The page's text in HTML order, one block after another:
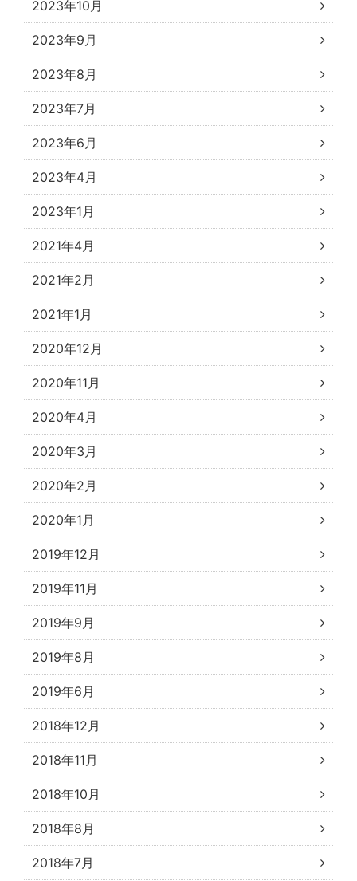
2023年10月
2023年9月
2023年8月
2023年7月
2023年6月
2023年4月
2023年1月
2021年4月
2021年2月
2021年1月
2020年12月
2020年11月
2020年4月
2020年3月
2020年2月
2020年1月
2019年12月
2019年11月
2019年9月
2019年8月
2019年6月
2018年12月
2018年11月
2018年10月
2018年8月
2018年7月